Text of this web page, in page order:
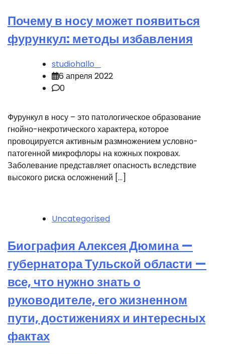
Почему в носу может появиться
фурункул: методы избавления
studiohallo_
6 апреля 2022
0
Фурункул в носу – это патологическое образование
гнойно-некротического характера, которое
провоцируется активным размножением условно-
патогенной микрофлоры на кожных покровах.
Заболевание представляет опасность вследствие
высокого риска осложнений […]
Uncategorised
Биография Алексея Дюмина —
губернатора Тульской области —
все, что нужно знать о
руководителе, его жизненном
пути, достижениях и интересных
фактах